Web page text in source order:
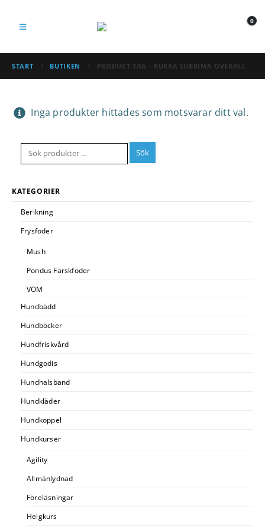
0
START BUTIKEN PRODUCT TAG - RUKKA SUBRIMA OVERALL
Inga produkter hittades som motsvarar ditt val.
Sök
KATEGORIER
Berikning
Frysfoder
Mush
Pondus Färskfoder
VOM
Hundbädd
Hundböcker
Hundfriskvård
Hundgodis
Hundhalsband
Hundkläder
Hundkoppel
Hundkurser
Agility
Allmänlydnad
Föreläsningar
Helgkurs